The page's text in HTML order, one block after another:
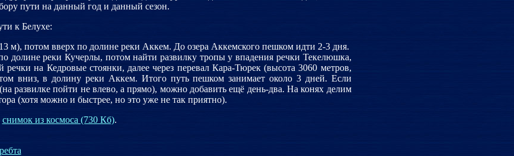
пути на данный год и данный сезон.
к Белухе:
м), потом вверх по долине реки Аккем. До озера Аккемского пешком идти 2-3 дня.
долине реки Кучерлы, потом найти развилку тропы у впадения речки Текелюшка,
речки на Кедровые стоянки, далее через перевал Кара-Тюрек (высота 3060 метров,
вниз, в долину реки Аккем. Итого путь пешком занимает около 3 дней. Если
развилке пойти не влево, а прямо), можно добавить ещё день-два. На конях делим
(хотя можно и быстрее, но это уже не так приятно).
снимок из космоса (730 Кб).